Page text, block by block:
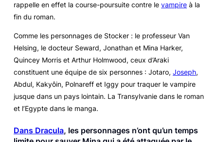
rappelle en effet la course-poursuite contre le vampire à la
fin du roman.
Comme les personnages de Stocker : le professeur Van
Helsing, le docteur Seward, Jonathan et Mina Harker,
Quincey Morris et Arthur Holmwood, ceux d’Araki
constituent une équipe de six personnes : Jotaro, Joseph,
Abdul, Kakyôin, Polnareff et Iggy pour traquer le vampire
jusque dans un pays lointain. La Transylvanie dans le roman
et l’Egypte dans le manga.
Dans Dracula, les personnages n’ont qu’un temps